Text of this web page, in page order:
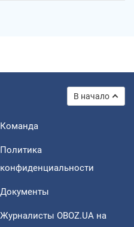
В начало
Команда
Политика
конфиденциальности
Документы
Журналисты OBOZ.UA на